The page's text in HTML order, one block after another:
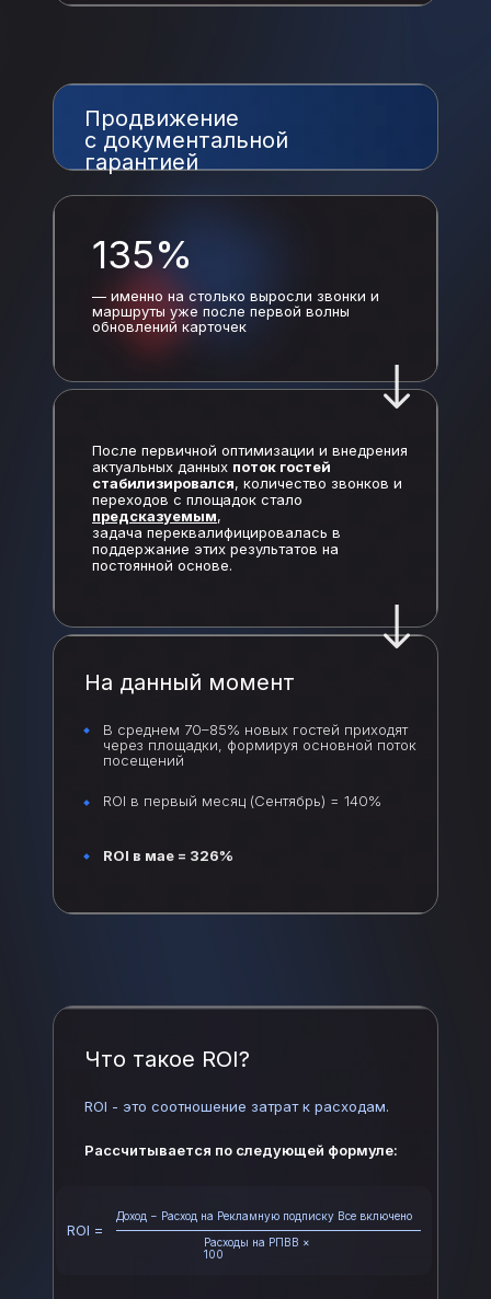
Продвижение
с документальной
гарантией
— именно на столько выросли звонки и
маршруты уже после первой волны
обновлений карточек
После первичной оптимизации и внедрения
актуальных данных поток гостей
стабилизировался, количество звонков и
переходов с площадок стало
предсказуемым,
задача переквалифицировалась в
поддержание этих результатов на
постоянной основе.
На данный момент
Что такое ROI?
ROI - это соотношение затрат к расходам.
Рассчитывается по следующей формуле:
135%
Доход − Расход на Рекламную подписку Все включено
Расходы на РПВВ ×
100
ROI =
В среднем 70–85% новых гостей приходят
через площадки, формируя основной поток
посещений
ROI в первый месяц (Сентябрь) = 140%
ROI в мае = 326%